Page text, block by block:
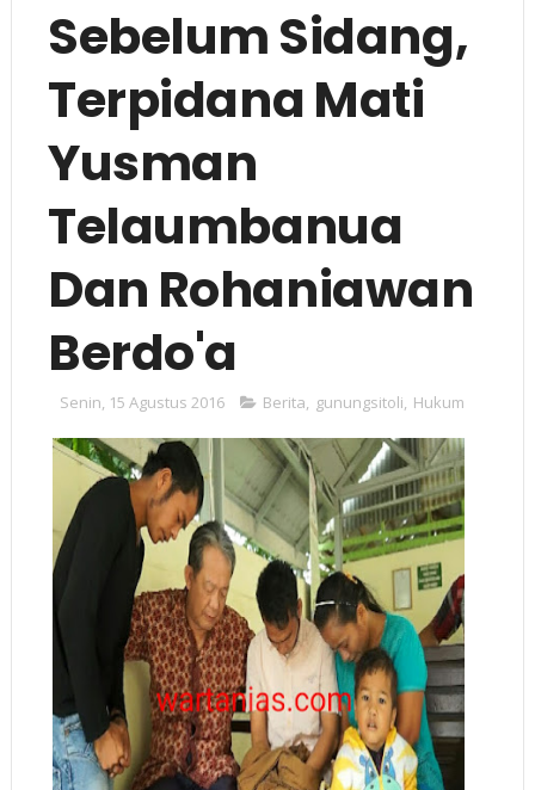
Sebelum Sidang,
Terpidana Mati
Yusman
Telaumbanua
Dan Rohaniawan
Berdo'a
Senin, 15 Agustus 2016 Berita, gunungsitoli, Hukum